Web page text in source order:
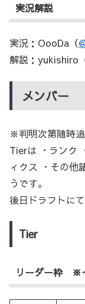
実況解説
実況：OooDa（
解説：yukishiro
メンバー
※判明次第随時追
Tierは ・ランク
ィクス ・その他
うです。
後日ドラフトに
Tier
リーダー枠 ※